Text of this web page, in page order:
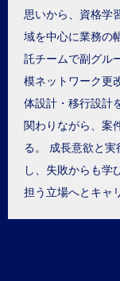
ENTRY
思いから、資格学
域を中心に業務の
託チームで副グル
模ネットワーク更
体設計・移行設計
関わりながら、案
る。 成長意欲と
し、失敗からも学
担う立場へとキャ